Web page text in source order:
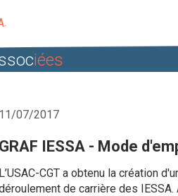
iées
11/07/2017
GRAF IESSA - Mode
L’USAC-CGT a obtenu la création
de carrière des IESSA.